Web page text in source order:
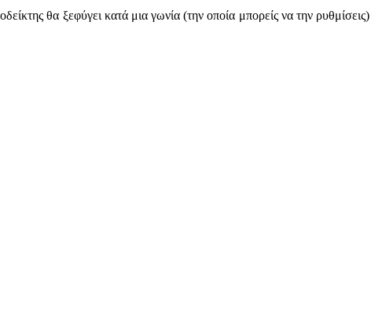
θα ξεφύγει κατά μια γωνία (την οποία μπορείς να την ρυθμίσεις)